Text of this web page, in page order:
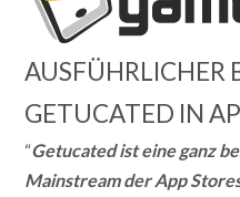
AUSFÜHRLICHER
GETUCATED IN
“Getucated ist eine ganz
Mainstream der App